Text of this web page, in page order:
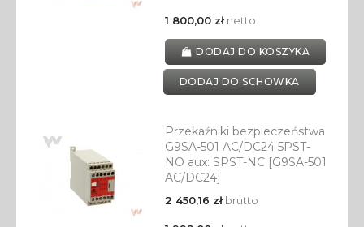
1 800,00 złnetto
DODAJ DO KOSZYKA
DODAJ DO SCHOWKA
Przekaźniki bezpieczeństwa
G9SA-501 AC/DC24 5PST-
NO aux: SPST-NC [G9SA-501
AC/DC24]
2 450,16 złbrutto